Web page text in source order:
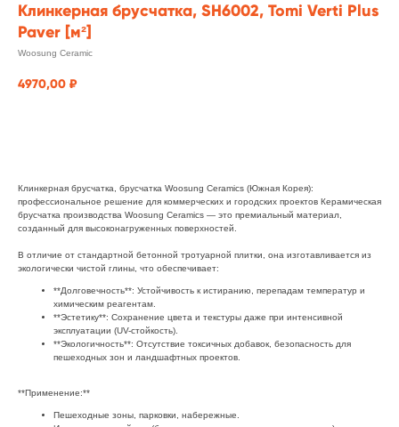
Клинкерная брусчатка, SH6002, Tomi Verti Plus
Paver [м²]
Woosung Ceramic
4970,00 ₽
Клинкерная брусчатка, брусчатка Woosung Ceramics (Южная Корея):
профессиональное решение для коммерческих и городских проектов Керамическая
брусчатка производства Woosung Ceramics — это премиальный материал,
созданный для высоконагруженных поверхностей.
В отличие от стандартной бетонной тротуарной плитки, она изготавливается из
экологически чистой глины, что обеспечивает:
**Долговечность**: Устойчивость к истиранию, перепадам температур и
химическим реагентам.
**Эстетику**: Сохранение цвета и текстуры даже при интенсивной
эксплуатации (UV-стойкость).
**Экологичность**: Отсутствие токсичных добавок, безопасность для
пешеходных зон и ландшафтных проектов.
**Применение:**
Пешеходные зоны, парковки, набережные.